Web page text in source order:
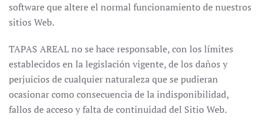
software que altere el normal funcionamiento de nuestros
sitios Web.
TAPAS AREAL no se hace responsable, con los límites
establecidos en la legislación vigente, de los daños y
perjuicios de cualquier naturaleza que se pudieran
ocasionar como consecuencia de la indisponibilidad,
fallos de acceso y falta de continuidad del Sitio Web.